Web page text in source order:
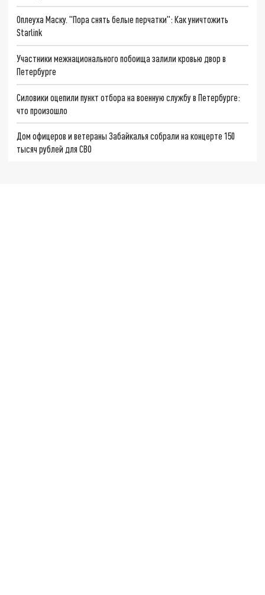
Оплеуха Маску. "Пора снять белые перчатки": Как уничтожить
Starlink
Участники межнационального побоища залили кровью двор в
Петербурге
Силовики оцепили пункт отбора на военную службу в Петербурге:
что произошло
Дом офицеров и ветераны Забайкалья собрали на концерте 150
тысяч рублей для СВО